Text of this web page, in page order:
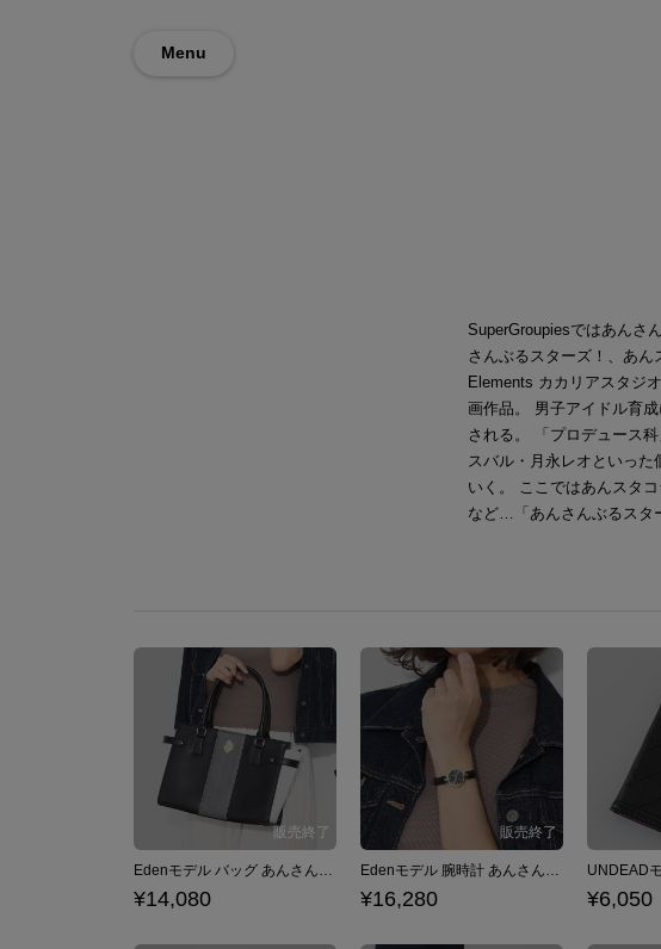
Menu
SuperGroupiesではあんさ
さんぶるスターズ！、あ
Elements カカリアスタジ
画作品。 男子アイドル育
される。 「プロデュース
スバル・月永レオといっ
いく。 ここではあんスタ
など…「あんさんぶるスタ
Edenモデル バッグ あんさんぶるスターズ！
¥14,080
Edenモデル 腕時計 あんさんぶるスターズ！
¥16,280 ¥6,050